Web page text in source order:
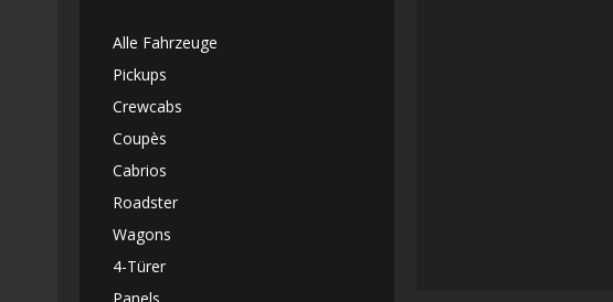
Alle Fahrzeuge
Pickups
Crewcabs
Coupès
Cabrios
Roadster
Wagons
4-Türer